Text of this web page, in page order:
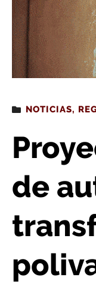
Estás
NOTICIAS,
de